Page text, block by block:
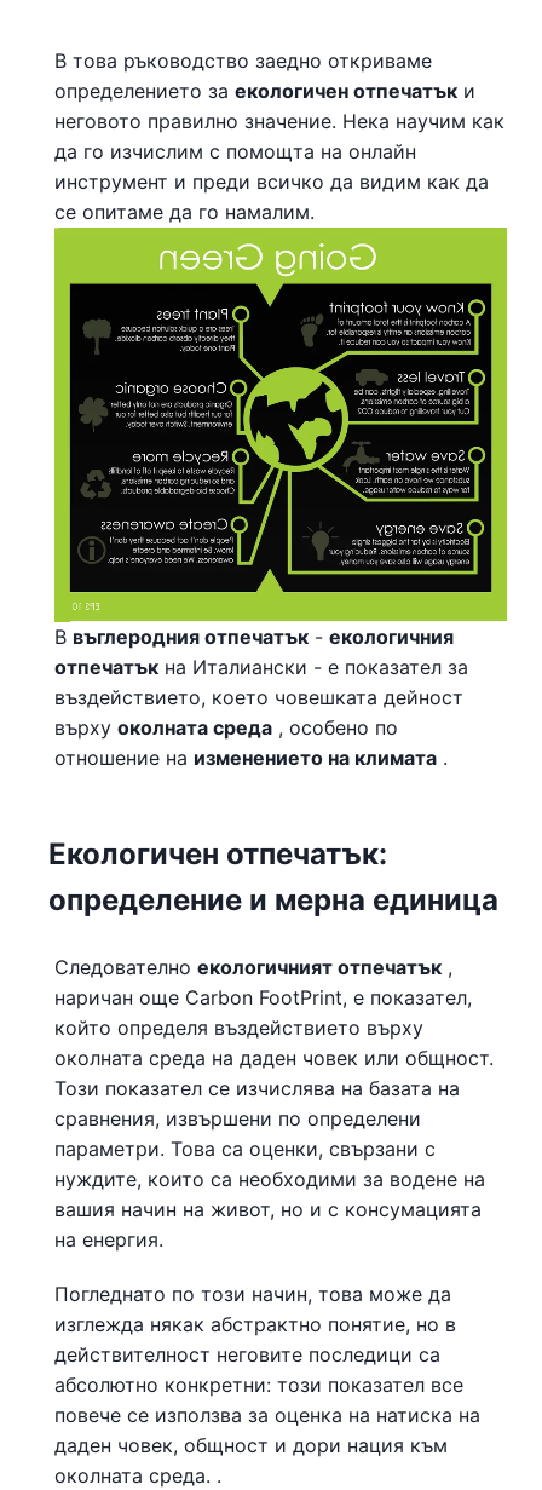
В това ръководство заедно откриваме
определението за екологичен отпечатък и
неговото правилно значение. Нека научим как
да го изчислим с помощта на онлайн
инструмент и преди всичко да видим как да
се опитаме да го намалим.
В въглеродния отпечатък - екологичния
отпечатък на Италиански - е показател за
въздействието, което човешката дейност
върху околната среда , особено по
отношение на изменението на климата .
Екологичен отпечатък:
определение и мерна единица
Следователно екологичният отпечатък ,
наричан още Carbon FootPrint, е показател,
който определя въздействието върху
околната среда на даден човек или общност.
Този показател се изчислява на базата на
сравнения, извършени по определени
параметри. Това са оценки, свързани с
нуждите, които са необходими за водене на
вашия начин на живот, но и с консумацията
на енергия.
Погледнато по този начин, това може да
изглежда някак абстрактно понятие, но в
действителност неговите последици са
абсолютно конкретни: този показател все
повече се използва за оценка на натиска на
даден човек, общност и дори нация към
околната среда. .